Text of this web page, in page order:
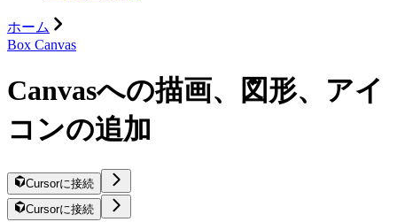
ホーム
Box Canvas
Canvasへの描画、図形、アイ
コンの追加
Cursorに接続
Cursorに接続